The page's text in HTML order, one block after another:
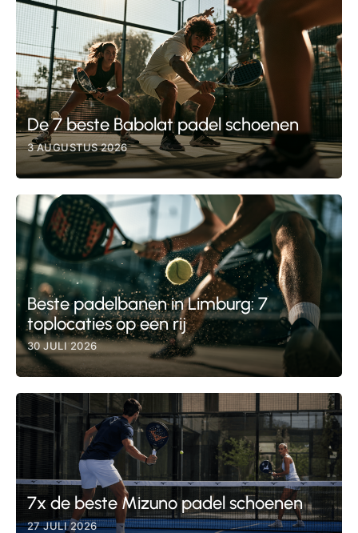
De 7 beste Babolat padel schoenen
3 AUGUSTUS 2026
Beste padelbanen in Limburg: 7
toplocaties op een rij
30 JULI 2026
7x de beste Mizuno padel schoenen
27 JULI 2026